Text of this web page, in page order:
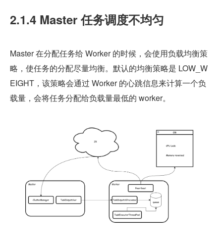
2.1.4 Master 任务调度不均匀
Master 在分配任务给 Worker 的时候，会使用负载均衡策
略，使任务的分配尽量均衡。默认的均衡策略是 LOW_W
EIGHT，该策略会通过 Worker 的心跳信息来计算一个负
载量，会将任务分配给负载量最低的 worker。